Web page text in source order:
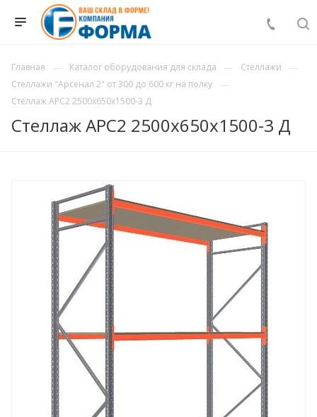
Главная Каталог оборудования для склада
Стеллажи
Стеллажи "Арсенал 2" от 300 до 600 кг на полку
Стеллаж АРС2 2500х650х1500-3 Д
Стеллаж АРС2 2500х650х1500-3 Д